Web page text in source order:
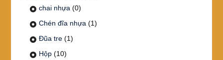
chai nhựa (0)
Chén đĩa nhựa (1)
Đũa tre (1)
Hộp (10)